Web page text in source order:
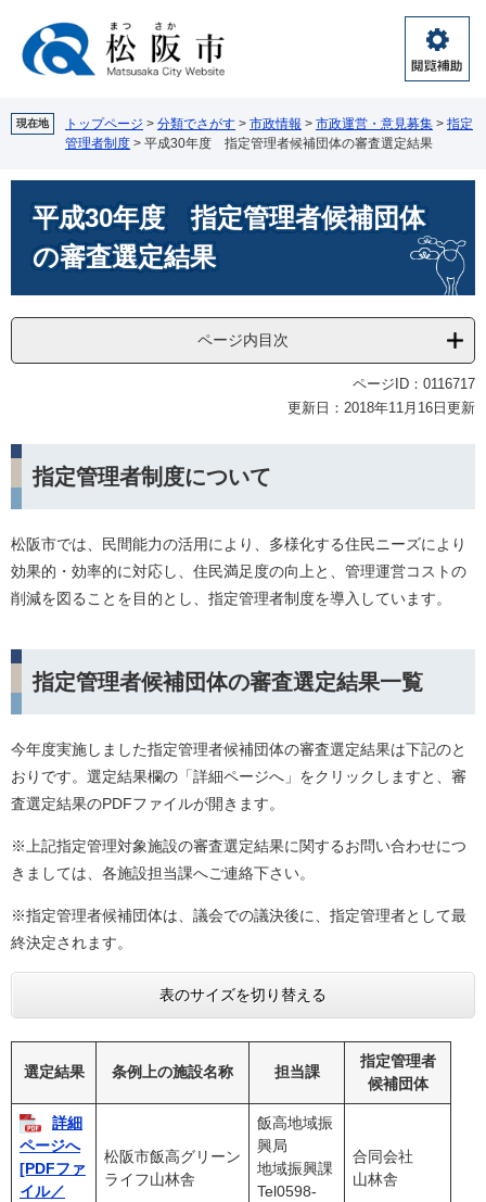
閲
覧
助
現在地 トップページ > 分類でさがす > 市政情報 > 市政運営・意見募集 > 指定
管理者制度 > 平成30年度 指定管理者候補団体の審査選定結果
平成30年度 指定管理者候補団体
の審査選定結果
ページ内目次
ページID：0116717
更新日：2018年11月16日更新
指定管理者制度について
松阪市では、民間能力の活用により、多様化する住民ニーズにより
効果的・効率的に対応し、住民満足度の向上と、管理運営コストの
削減を図ることを目的とし、指定管理者制度を導入しています。
指定管理者候補団体の審査選定結果一覧
今年度実施しました指定管理者候補団体の審査選定結果は下記のと
おりです。選定結果欄の「詳細ページへ」をクリックしますと、審
査選定結果のPDFファイルが開きます。
※上記指定管理対象施設の審査選定結果に関するお問い合わせにつ
きましては、各施設担当課へご連絡下さい。
※指定管理者候補団体は、議会での議決後に、指定管理者として最
終決定されます。
表のサイズを切り替える
選定結果 条例上の施設名称 担当課
指定管理者
候補団体
詳細
ページへ
[PDFファ
イル／
松阪市飯高グリーン
ライフ山林舎
飯高地域振
興局
地域振興課
Tel0598-
合同会社
山林舎